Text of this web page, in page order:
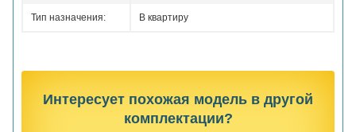
Тип назначения: В квартиру
Интересует похожая модель в другой
комплектации?